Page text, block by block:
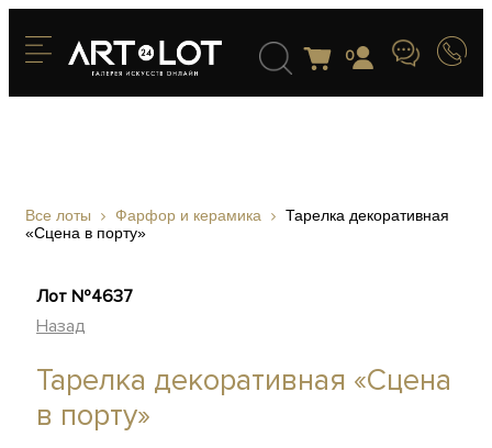
0
Все лоты Фарфор и керамика
Тарелка декоративная
«Сцена в порту»
Лот №4637
Назад
Тарелка декоративная «Сцена
в порту»